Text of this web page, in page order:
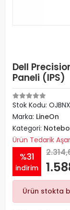
Dell
Paneli (IPS)
Stok Kodu:
Marka: LineOn
Kategori:
Ürün Tedarik
%31
indirim
Ürün stokta